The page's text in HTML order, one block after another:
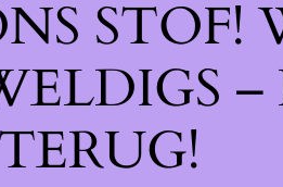
STOF!
TERUG!